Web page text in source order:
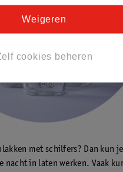
met schilfers? Dan kun
nacht in laten werken. Vaak
cookies beheren
Weigeren